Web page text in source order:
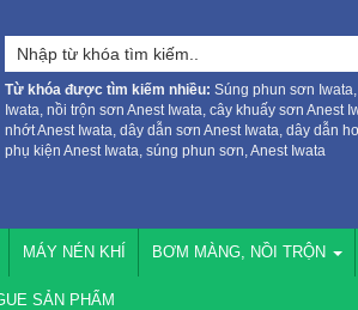
Từ khóa được tìm kiếm nhiều: Súng phun sơn
Iwata, nồi trộn sơn Anest Iwata, cây khuấy sơn Anest
nhớt Anest Iwata, dây dẫn sơn Anest Iwata, dây dẫn
phụ kiện Anest Iwata, súng phun sơn, Anest Iwata
MÁY NÉN KHÍ BƠM MÀNG, NỒI TRỘN
SẢN PHẨM